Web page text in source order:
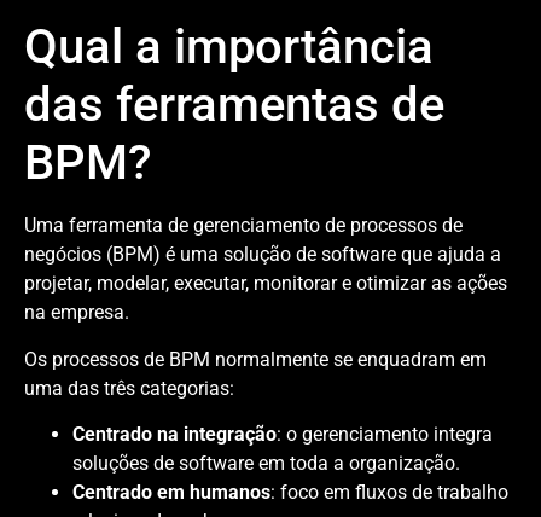
Qual a importância
das ferramentas de
BPM?
Uma ferramenta de gerenciamento de processos de
negócios (BPM) é uma solução de software que ajuda a
projetar, modelar, executar, monitorar e otimizar as ações
na empresa.
Os processos de BPM normalmente se enquadram em
uma das três categorias:
Centrado na integração: o gerenciamento integra
soluções de software em toda a organização.
Centrado em humanos: foco em fluxos de trabalho